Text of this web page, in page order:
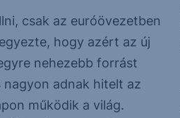
csak az euróövezetben
hogy azért az új
nehezebb forrást
adnak hitelt az
működik a világ.